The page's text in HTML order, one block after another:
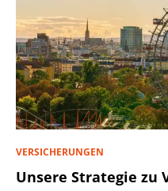
VERSICHERUNGEN
Unsere Strategie zu